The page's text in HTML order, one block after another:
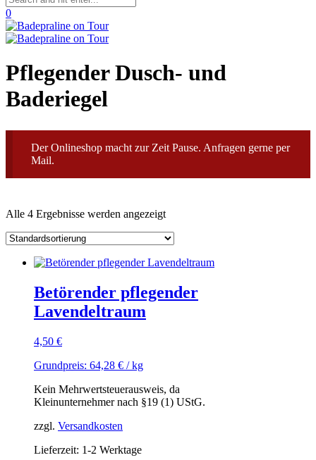
0
Pflegender Dusch- und
Baderiegel
Der Onlineshop macht zur Zeit Pause. Anfragen gerne per
Mail.
Alle 4 Ergebnisse werden angezeigt
Betörender pflegender
Lavendeltraum
4,50 €
Grundpreis: 64,28 € /kg
Kein Mehrwertsteuerausweis, da
Kleinunternehmer nach §19 (1) UStG.
zzgl. Versandkosten
Lieferzeit: 1-2 Werktage